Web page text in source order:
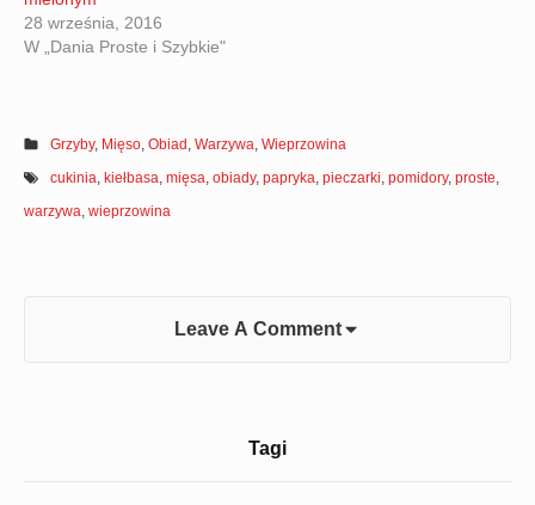
28 września, 2016
W „Dania Proste i Szybkie"
Grzyby, Mięso,Obiad ,Warzywa,Wieprzowina
cukinia, kiełbasa,mięsa,obiady,papryka,pieczarki,pomidory,proste,
warzywa, wieprzowina
Leave A Comment
Tagi